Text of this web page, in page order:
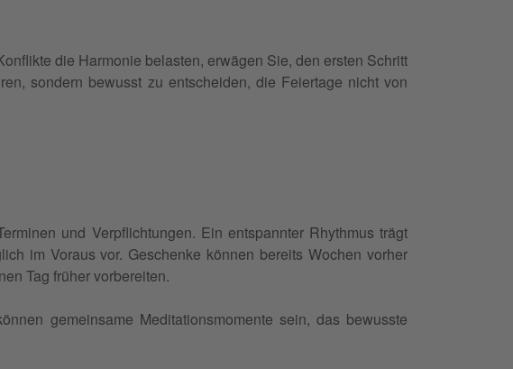
die Harmonie belasten, erwägen Sie, den ersten Schritt
sondern bewusst zu entscheiden, die Feiertage nicht von
und Verpflichtungen. Ein entspannter Rhythmus trägt
im Voraus vor. Geschenke können bereits Wochen vorher
Tag früher vorbereiten.
gemeinsame Meditationsmomente sein, das bewusste